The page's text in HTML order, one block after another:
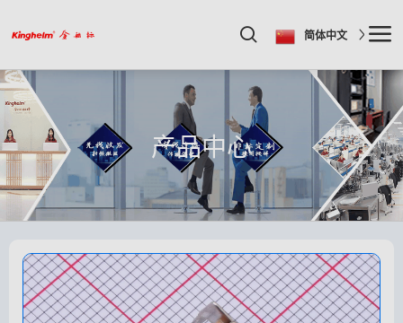
简体中文
产品中心